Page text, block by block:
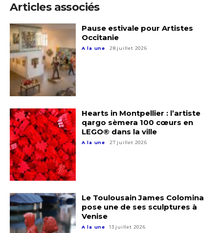
Adresse email*
Nom
Prénom
Adresse email*
Articles associés
Pause estivale pour Artistes
Occitanie
A la une 28 juillet 2026
Hearts in Montpellier : l’artiste
qargo sèmera 100 cœurs en
LEGO® dans la ville
A la une 27 juillet 2026
Le Toulousain James Colomina
pose une de ses sculptures à
Venise
A la une 13 juillet 2026